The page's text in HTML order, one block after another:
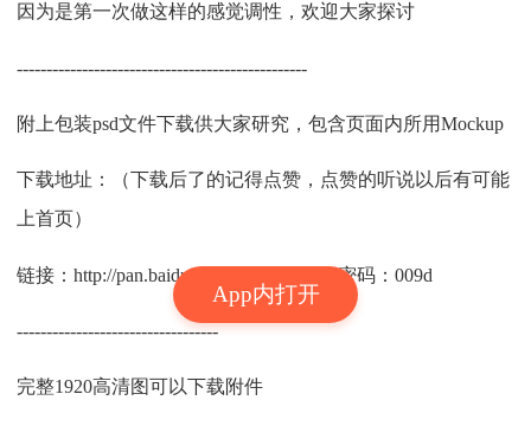
App内打开
因为是第一次做这样的感觉调性，欢迎大家探讨
-------------------------------------------------
附上包装psd文件下载供大家研究，包含页面内所用Mockup
下载地址：（下载后了的记得点赞，点赞的听说以后有可能
上首页）
链接：http://pan.baidu.com/s/1boKG21D 密码：009d
----------------------------------
完整1920高清图可以下载附件